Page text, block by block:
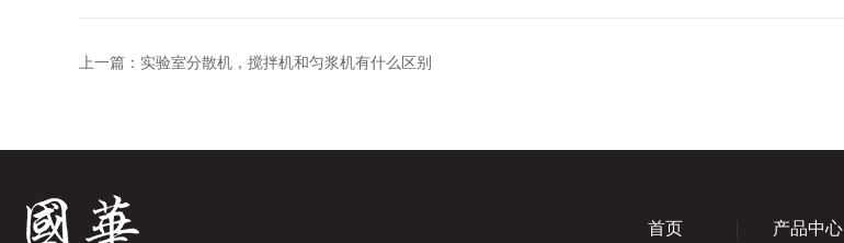
上一篇： 实验室分散机，搅拌机和匀浆机有什么区别
首页 产品中心